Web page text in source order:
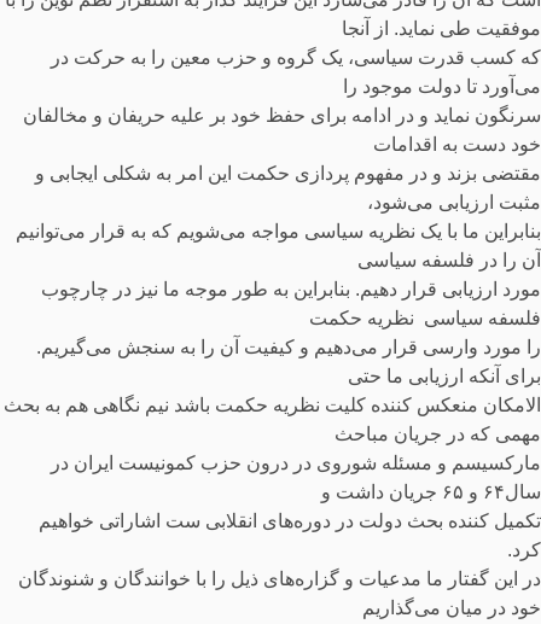
موفقیت طی نماید. از آنجا
که کسب قدرت سیاسی، یک گروه و حزب معین را به حرکت در
می‌آورد تا دولت موجود را
سرنگون نماید و در ادامه برای حفظ خود بر علیه حریفان و مخالفان
خود دست به اقدامات
مقتضی بزند و در مفهوم پردازی حکمت این امر به شکلی ایجابی و
مثبت ارزیابی می‌شود،
بنابراین ما با یک نظریه سیاسی مواجه می‌شویم که به قرار می‌توانیم
آن را در فلسفه سیاسی
مورد ارزیابی قرار دهیم. بنابراین به طور موجه ما نیز در چارچوب
فلسفه سیاسی نظریه حکمت
را مورد وارسی قرار می‌دهیم و کیفیت آن را به سنجش می‌گیریم.
برای آنکه ارزیابی ما حتی
الامکان منعکس کننده کلیت نظریه حکمت باشد نیم نگاهی هم به بحث
مهمی که در جریان مباحث
مارکسیسم و مسئله شوروی در درون حزب کمونیست ایران در
سال۶۴ و ۶۵ جریان داشت و
تکمیل کننده بحث دولت در دوره‌های انقلابی ست اشاراتی خواهیم
کرد.
در این گفتار ما مدعیات و گزاره‌های ذیل را با خوانندگان و شنوندگان
خود در میان می‌گذاریم